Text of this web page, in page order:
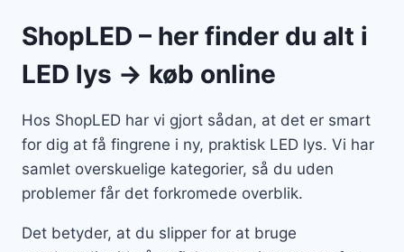
ShopLED – her finder du alt i
LED lys → køb online
Hos ShopLED har vi gjort sådan, at det er smart
for dig at få fingrene i ny, praktisk LED lys. Vi har
samlet overskuelige kategorier, så du uden
problemer får det forkromede overblik.
Det betyder, at du slipper for at bruge